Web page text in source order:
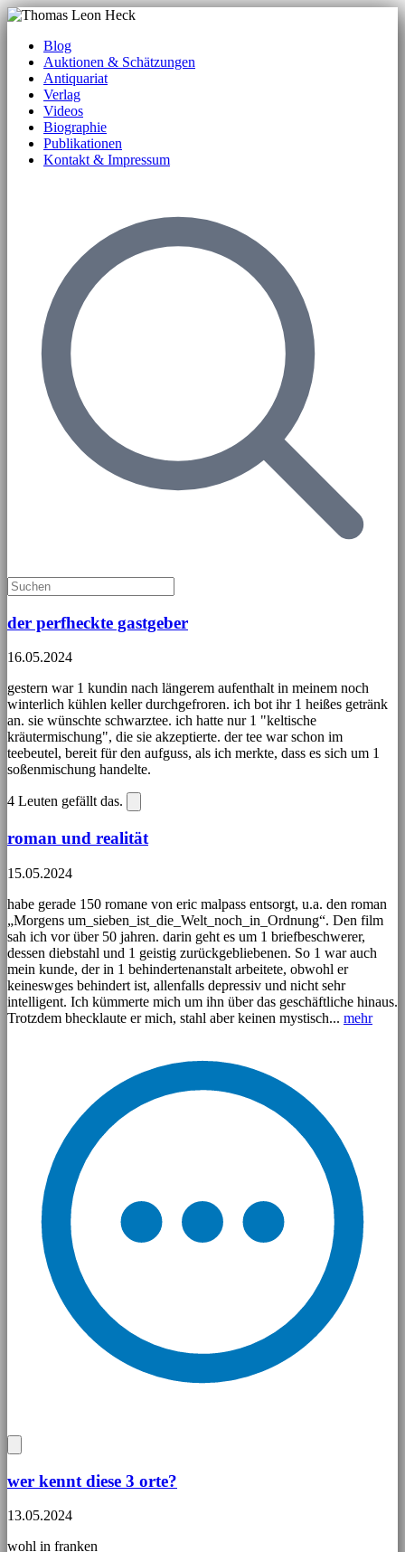
Blog
Auktionen & Schätzungen
Antiquariat
Verlag
Videos
Biographie
Publikationen
Kontakt & Impressum
der perfheckte gastgeber
16.05.2024
gestern war 1 kundin nach längerem aufenthalt in meinem noch
winterlich kühlen keller durchgefroren. ich bot ihr 1 heißes getränk
an. sie wünschte schwarztee. ich hatte nur 1 "keltische
kräutermischung", die sie akzeptierte. der tee war schon im
teebeutel, bereit für den aufguss, als ich merkte, dass es sich um 1
soßenmischung handelte.
4 Leuten gefällt das.
roman und realität
15.05.2024
habe gerade 150 romane von eric malpass entsorgt, u.a. den roman
„Morgens um_sieben_ist_die_Welt_noch_in_Ordnung“. Den film
sah ich vor über 50 jahren. darin geht es um 1 briefbeschwerer,
dessen diebstahl und 1 geistig zurückgebliebenen. So 1 war auch
mein kunde, der in 1 behindertenanstalt arbeitete, obwohl er
keineswges behindert ist, allenfalls depressiv und nicht sehr
intelligent. Ich kümmerte mich um ihn über das geschäftliche hinaus.
Trotzdem bhecklaute er mich, stahl aber keinen mystisch... mehr
wer kennt diese 3 orte?
13.05.2024
wohl in franken